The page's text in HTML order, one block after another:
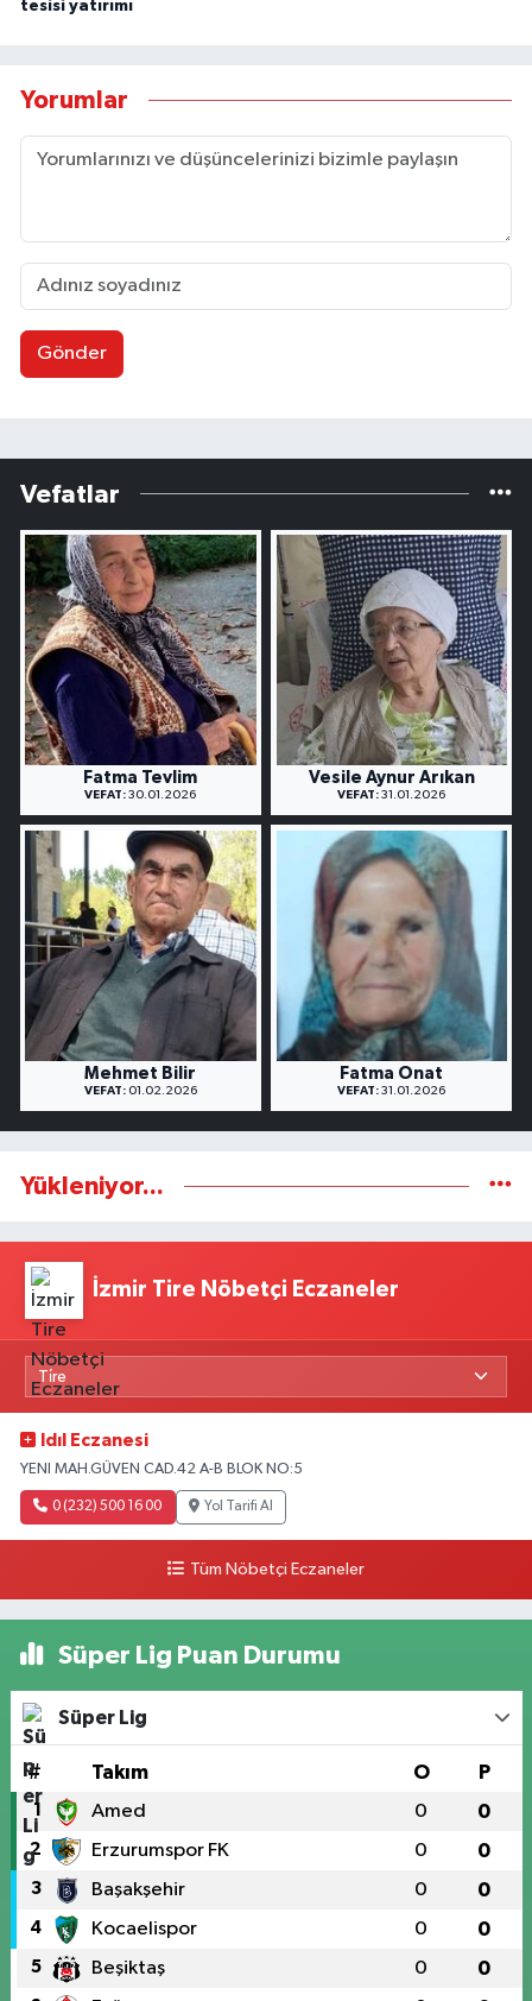
tesisi yatırımı
Yorumlar
Gönder
Vefatlar
Fatma Tevlim
VEFAT: 30.01.2026
Vesile Aynur Arıkan
VEFAT: 31.01.2026
Mehmet Bilir
VEFAT:01.02.2026
Fatma Onat
VEFAT: 31.01.2026
Yükleniyor...
İzmir Tire Nöbetçi Eczaneler
Idıl Eczanesi
YENI MAH.GÜVEN CAD.42 A-B BLOK NO:5
0 (232) 500 16 00 Yol Tarifi Al
Tüm Nöbetçi Eczaneler
Süper Lig Puan Durumu
Süper Lig
# Takım O P
1 Amed 0 0
2 Erzurumspor FK 0 0
3 Başakşehir 0 0
4 Kocaelispor 0 0
5 Beşiktaş 0 0